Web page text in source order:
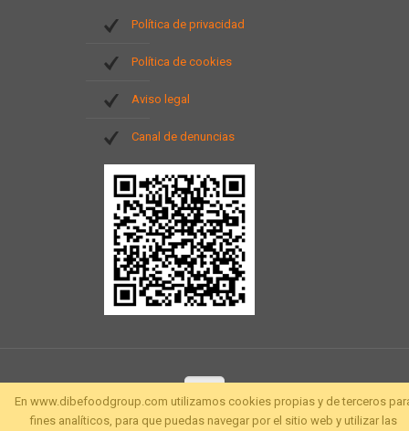
Política de privacidad
Política de cookies
Aviso legal
Canal de denuncias
En www.dibefoodgroup.com utilizamos cookies propias y de terceros
fines analíticos, para que puedas navegar por el sitio web y utilizar las